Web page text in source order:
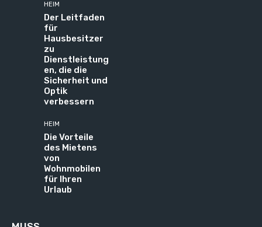
HEIM
Der Leitfaden
für
Hausbesitzer
zu
Dienstleistung
en, die die
Sicherheit und
Optik
verbessern
HEIM
Die Vorteile
des Mietens
von
Wohnmobilen
für Ihren
Urlaub